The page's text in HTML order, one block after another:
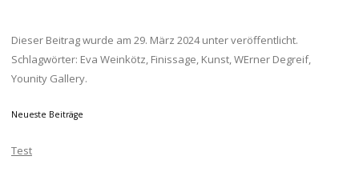
Dieser Beitrag wurde am 29. März 2024unter veröffentlicht.
Schlagwörter: Eva Weinkötz, Finissage, Kunst,WErner Degreif,
Younity Gallery.
Neueste Beiträge
Test